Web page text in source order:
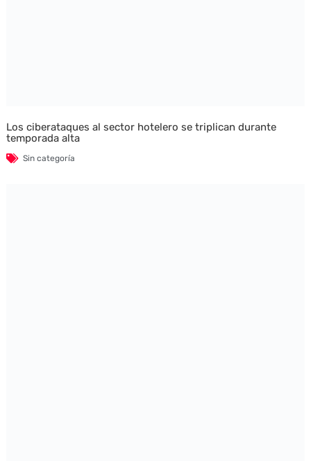
Los ciberataques al sector hotelero se triplican durante
temporada alta
Sin categoría